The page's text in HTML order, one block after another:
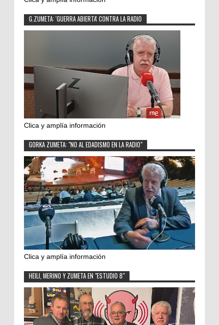
G.ZUMETA: 'GUERRA ABIERTA' CONTRA LA RADIO
Clica y amplía información
GORKA ZUMETA: "NO AL EDADISMO EN LA RADIO"
Clica y amplía información
HEILI, MERINO Y ZUMETA EN "ESTUDIO 8"